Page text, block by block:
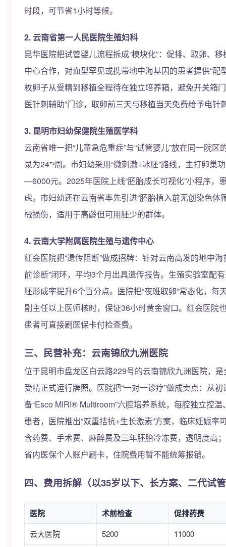
时段，可节省1小时等候。
2. 云南省第一人民医院生殖妇科
昆华医院把试管婴儿流程拆成“模块化”：促排、取卵、
中心合作，对血型罕见或携带地中海基因的患者提供“
枚卵子从受精到移植全程待在独立培养箱，避免开关箱
医针刺辅助”门诊，取卵前三天与移植当天免费给予电
3. 昆明市妇幼保健院生殖医学科
云南省唯一把“儿童急危重症”与“试管婴儿”放在同一院
录为24⁺³周。市妇幼采用“微刺激+冰胚”路线，主打卵
—6000元。2025年医院上线“胚胎成长可视化”小程序，
虑。市妇幼还在云南省率先引进“胚胎植入前无创染色
械损伤，适用于高龄但可用胚少的群体。
4. 云南大学附属医院生殖与遗传中心
红会医院把“遗传阻断”做成招牌：针对云南高发的地中
前诊断”闭环，平均3个月出具遗传报告。生殖实验室配
胚形成率提升6个百分点。医院把“夜班取卵”常态化，
副主任以上医师核时，保证36小时黄金窗口。红会医院
患者可直接刷医保卡付检查费。
三、民营补充：云南锦欣九洲医院
位于昆明市盘龙区白云路229号的云南锦欣九洲医院，
受精正式运行牌照。医院把“一对一诊疗”做成卖点：从
备“Esco MIRI® Multiroom”六腔培养系统，每腔独立控
患者，医院推出“双重拮抗+生长激素”方案，临床妊娠
含药费、手术费、麻醉费及三年胚胎冷冻费，透明度高
省内医保个人账户刷卡，住院费用暂不能统筹报销。
四、费用拆解（以35岁以下、长方案、二代试
医院 术前检查 促排药费
云大医院 5200
11000